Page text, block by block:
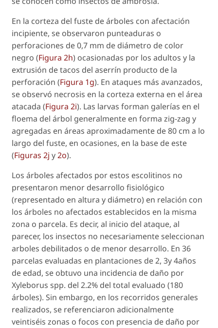
En la corteza del fuste de árboles con afectación
incipiente, se observaron punteaduras o
perforaciones de 0,7 mm de diámetro de color
negro (Figura 2h) ocasionadas por los adultos y la
extrusión de tacos del aserrín producto de la
perforación (Figura 1g). En ataques más avanzados,
se observó necrosis en la corteza externa en el área
atacada (Figura 2i). Las larvas forman galerías en el
floema del árbol generalmente en forma zig-zag y
agregadas en áreas aproximadamente de 80 cm a lo
largo del fuste, en ocasiones, en la base de este
(Figuras 2j y2o).
Los árboles afectados por estos escolitinos no
presentaron menor desarrollo fisiológico
(representado en altura y diámetro) en relación con
los árboles no afectados establecidos en la misma
zona o parcela. Es decir, al inicio del ataque, al
parecer, los insectos no necesariamente seleccionan
arboles debilitados o de menor desarrollo. En 36
parcelas evaluadas en plantaciones de 2, 3y 4años
de edad, se obtuvo una incidencia de daño por
Xyleborus spp. del 2.2% del total evaluado (180
árboles). Sin embargo, en los recorridos generales
realizados, se referenciaron adicionalmente
veintiséis zonas o focos con presencia de daño por